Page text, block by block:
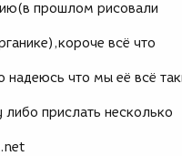
прошлом рисовали
всё что
что мы её всё
либо прислать несколько